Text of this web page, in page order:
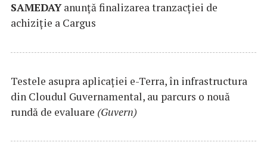
SAMEDAYanunță finalizarea tranzacției de
achiziție a Cargus
Testele asupra aplicaţiei e-Terra, în infrastructura
din Cloudul Guvernamental, au parcurs o nouă
rundă de evaluare (Guvern)